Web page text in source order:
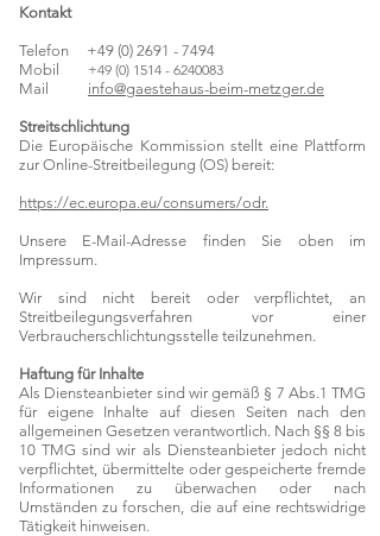
Kontakt
Telefon +49 (0) 2691 - 7494
Mobil +49 (0) 1514 - 6240083
Mail info@gaestehaus-beim-metzger.de
Streitschlichtung
Die Europäische Kommission stellt eine Plattform
zur Online-Streitbeilegung (OS) bereit:
https://ec.europa.eu/consumers/odr.
Unsere E-Mail-Adresse finden Sie oben im
Impressum.
Wir sind nicht bereit oder verpflichtet, an
Streitbeilegungsverfahren vor einer
Verbraucherschlichtungsstelle teilzunehmen.
Haftung für Inhalte
Als Diensteanbieter sind wir gemäß § 7 Abs.1 TMG
für eigene Inhalte auf diesen Seiten nach den
allgemeinen Gesetzen verantwortlich. Nach §§ 8 bis
10 TMG sind wir als Diensteanbieter jedoch nicht
verpflichtet, übermittelte oder gespeicherte fremde
Informationen zu überwachen oder nach
Umständen zu forschen, die auf eine rechtswidrige
Tätigkeit hinweisen.